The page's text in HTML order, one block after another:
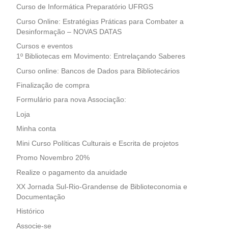
Curso de Informática Preparatório UFRGS
Curso Online: Estratégias Práticas para Combater a
Desinformação – NOVAS DATAS
Cursos e eventos
1º Bibliotecas em Movimento: Entrelaçando Saberes
Curso online: Bancos de Dados para Bibliotecários
Finalização de compra
Formulário para nova Associação:
Loja
Minha conta
Mini Curso Políticas Culturais e Escrita de projetos
Promo Novembro 20%
Realize o pagamento da anuidade
XX Jornada Sul-Rio-Grandense de Biblioteconomia e
Documentação
Histórico
Associe-se